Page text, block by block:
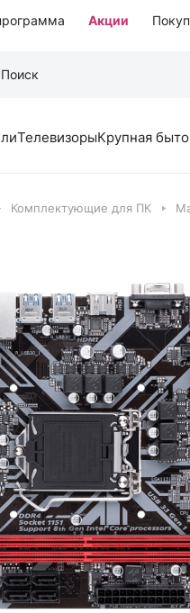
Акции
ТелевизорыКрупная
Комплектующие для ПК